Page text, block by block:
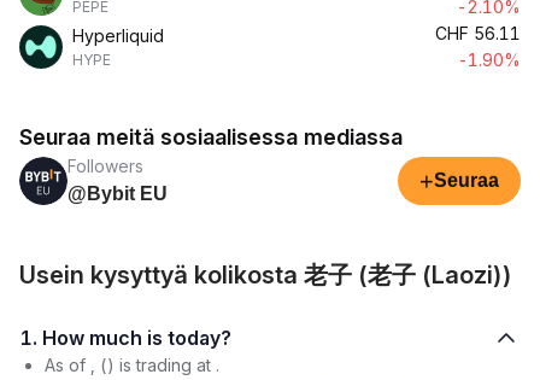
PEPE
-2.10%
Hyperliquid
HYPE
CHF 56.11
-1.90%
Seuraa meitä sosiaalisessa mediassa
Followers
@Bybit EU
+Seuraa
Usein kysyttyä kolikosta 老子 (老子 (Laozi))
1. How much is today?
As of , () is trading at .